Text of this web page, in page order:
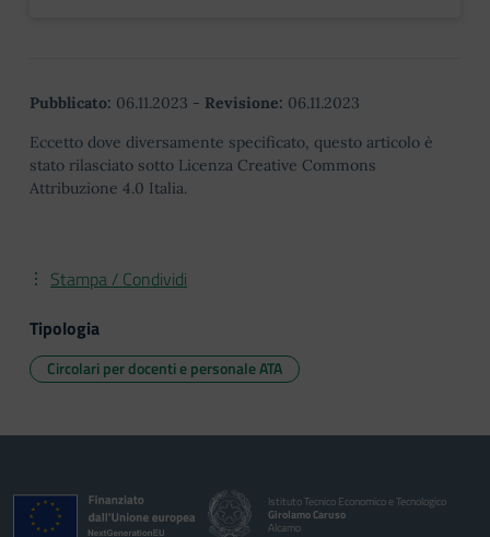
Pubblicato: 06.11.2023 - Revisione: 06.11.2023
Eccetto dove diversamente specificato, questo articolo è
stato rilasciato sotto Licenza Creative Commons
Attribuzione 4.0 Italia.
Stampa / Condividi
Tipologia
Circolari per docenti e personale ATA
Istituto Tecnico Economico e Tecnologico
Girolamo Caruso
Alcamo